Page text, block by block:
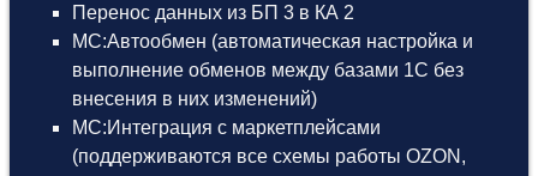
Перенос данных из БП 3 в КА 2
МС:Автообмен (автоматическая настройка и
выполнение обменов между базами 1С без
внесения в них изменений)
МС:Интеграция с маркетплейсами
(поддерживаются все схемы работы OZON,